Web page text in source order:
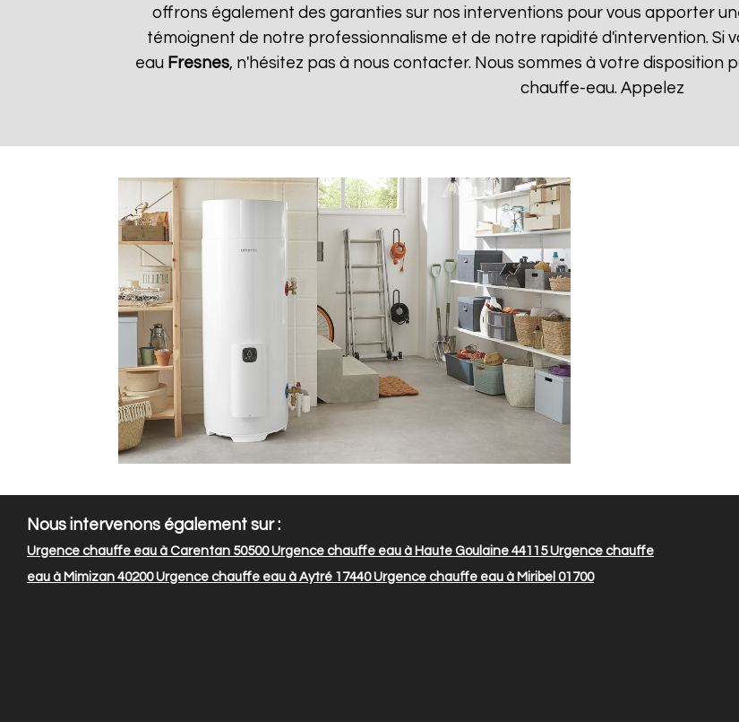
offrons également des garanties sur nos interventions pour vous apporter
témoignent de notre professionnalisme et de notre rapidité d'intervention. Si
eau Fresnes, n'hésitez pas à nous contacter. Nous sommes à votre disposition
chauffe-eau. Appelez
Nous intervenons également sur :
Urgence chauffe eau à Carentan 50500Urgence chauffe eau à Haute Goulaine 44115Urgence chauffe
eau à Mimizan 40200Urgence chauffe eau à Aytré 17440Urgence chauffe eau à Miribel 01700